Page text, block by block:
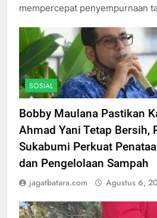
mempercepat penyempurnaan
SOSIAL
Bobby Maulana Pastikan
Ahmad Yani Tetap Bersih,
Sukabumi Perkuat
dan Pengelolaan Sampah
jagatbatara.com Agustus 6,